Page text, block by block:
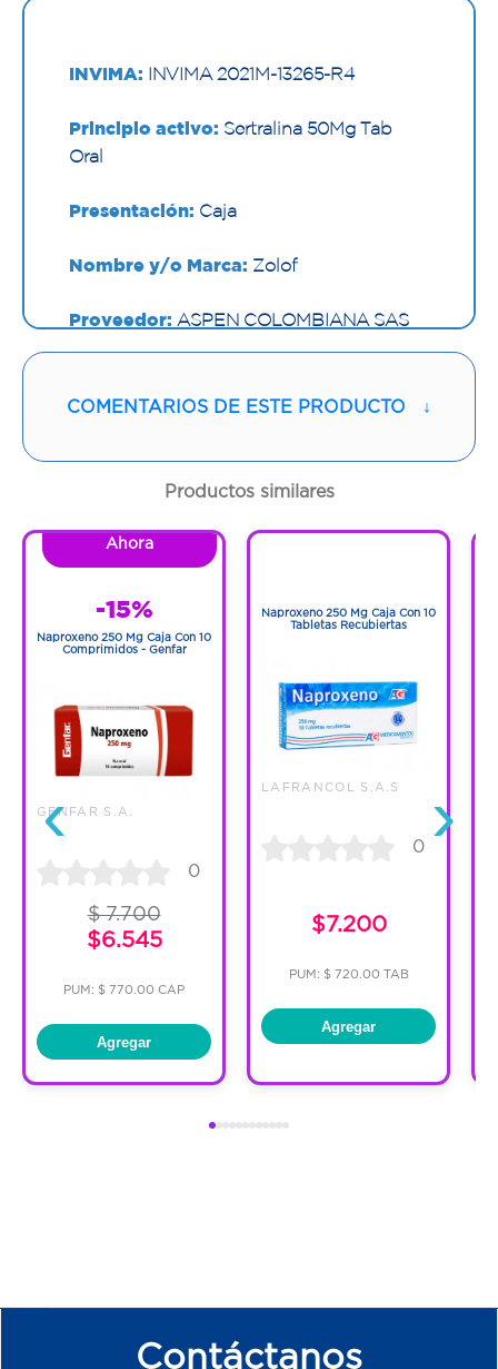
INVIMA: INVIMA 2021M-13265-R4
Principio activo: Sertralina 50Mg Tab
Oral
Presentación: Caja
Nombre y/o Marca: Zolof
Proveedor: ASPEN COLOMBIANA SAS
10 Tabletas
Código:78574
COMENTARIOS DE ESTE PRODUCTO ↓
Productos similares
‹
Ahora
-15%
Naproxeno 250 Mg Caja Con 10
Comprimidos - Genfar
GENFAR S.A.
0
$ 7.700
$6.545
PUM: $ 770.00 CAP
Agregar
Naproxeno 250 Mg Caja Con 10
Tabletas Recubiertas
LAFRANCOL S.A.S
0
$7.200
PUM: $ 720.00 TAB
Agregar
›
Contáctanos